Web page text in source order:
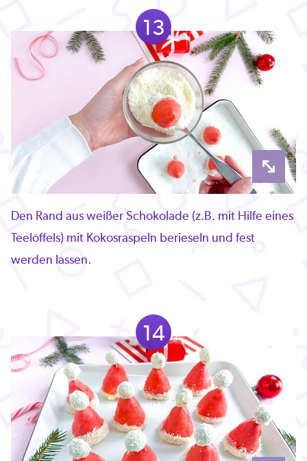
13
Den Rand aus weißer Schokolade (z.B. mit Hilfe eines
Teelöffels) mit Kokosraspeln berieseln und fest
werden lassen.
14